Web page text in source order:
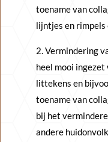
toename van
lijntjes en
2. Vermindering
heel mooi
littekens en
toename van
bij het
andere